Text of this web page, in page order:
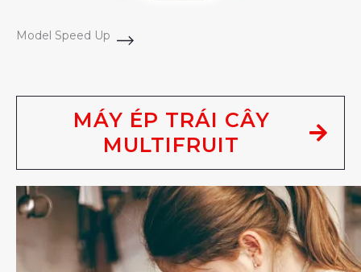
Model Speed Up
MÁY ÉP TRÁI CÂY
MULTIFRUIT